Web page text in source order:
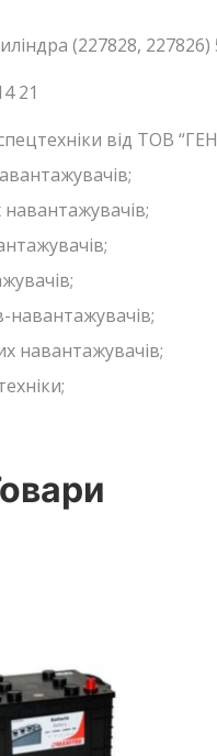
(227828,
21
від ТОВ
навантажувачів;
навантажувачів;